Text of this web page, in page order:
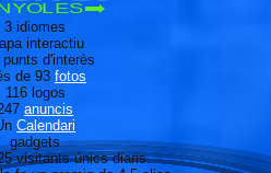
3 idiomes
interactiu
punts d'interès
de 93fotos
116 logos
anuncis
Calendari
gadgets
visitants únics diaris.